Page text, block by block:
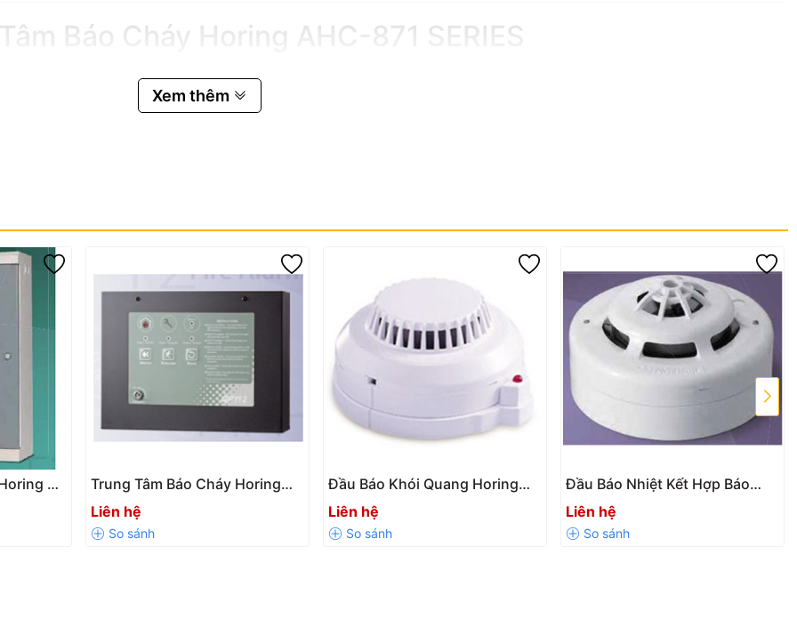
Báo Cháy Horing AHC-871 SERIES
Xem thêm
4-
Hãng
Trung Tâm Báo Cháy Horing
QP112 Chính Hãng 🔥
Liên hệ
Đầu Báo Khói Quang Horing
AH-8321 Chính Hãng Đài Loan
Liên hệ
Đầu Báo Nhiệt Kết Hợp Báo
Khói Horing AH-0315 Chính
Hãng
Liên hệ